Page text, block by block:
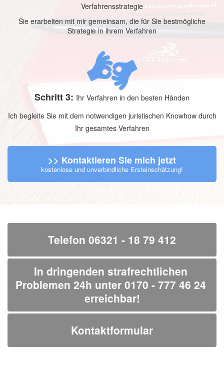
Verfahrensstrategie
Sie erarbeiten mit mir gemeinsam, die für Sie bestmögliche
Strategie in ihrem Verfahren
Schritt 3: Ihr Verfahren in den besten Händen
Ich begleite Sie mit dem notwendigen juristischen Knowhow durch
Ihr gesamtes Verfahren
>> Kontaktieren Sie mich jetzt
kostenlose und unverbindliche Ersteinschätzung!
Telefon 06321 - 18 79 412
In dringenden strafrechtlichen
Problemen 24h unter 0170 - 777 46 24
erreichbar!
Kontaktformular